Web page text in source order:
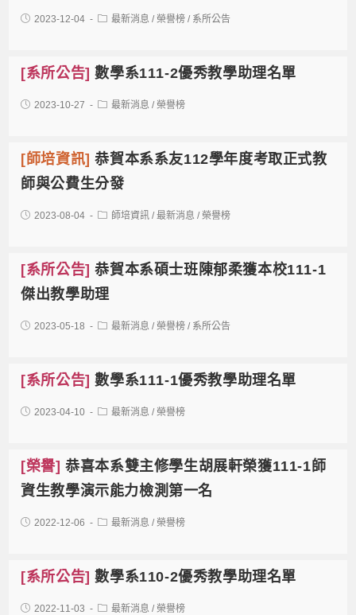
2023-12-04 最新消息 / 榮譽榜 / 系所公告
[系所公告]數學系111-2優秀教學助理名單
2023-10-27 最新消息 / 榮譽榜
[師培資訊]恭賀本系系友112學年度考取正式教
師與公費生分發
2023-08-04 師培資訊 / 最新消息 / 榮譽榜
[系所公告]恭賀本系碩士班陳郁柔獲本校111-1
傑出教學助理
2023-05-18 最新消息 / 榮譽榜 / 系所公告
[系所公告]數學系111-1優秀教學助理名單
2023-04-10 最新消息 / 榮譽榜
[榮譽]恭喜本系雙主修學生胡展軒榮獲111-1師
資生教學演示能力檢測第一名
2022-12-06 最新消息 / 榮譽榜
[系所公告]數學系110-2優秀教學助理名單
2022-11-03 最新消息 / 榮譽榜